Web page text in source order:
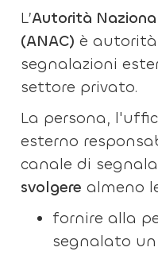
L’Autorità
(ANAC) è
segnalazioni
settore privato.
La persona,
esterno
canale di
svolgere almeno
fornire alla
segnalato